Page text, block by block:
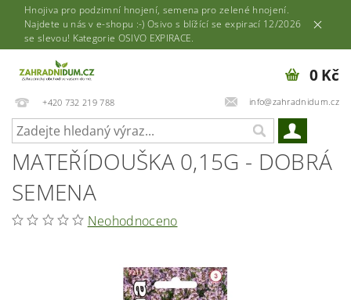
Hnojiva pro podzimní hnojení, semena pro zelené hnojení.
Najdete u nás v e-shopu :-) Osivo s blížící se expirací 12/2026
se slevou! Kategorie OSIVO EXPIRACE.
+420 732 219 788 info@zahradnidum.cz
0 Kč
MATEŘÍDOUŠKA 0,15G - DOBRÁ
SEMENA
Neohodnoceno